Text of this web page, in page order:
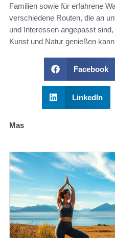
Familien sowie für erfahrene
verschiedene Routen, die an
und Interessen angepasst
Kunst und Natur genießen
Facebook
LinkedIn
Mas